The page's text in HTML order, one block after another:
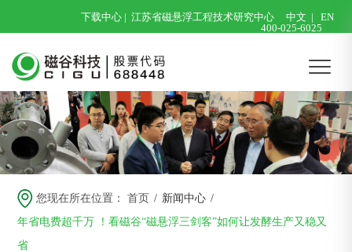
下载中心 |江苏省磁悬浮工程技术研究中心 中文 |
EN
400-025-6025
您现在所在位置：首页 / 新闻中心 /
年省电费超千万 ！看磁谷“磁悬浮三剑客”如何让发酵生产又稳又
省